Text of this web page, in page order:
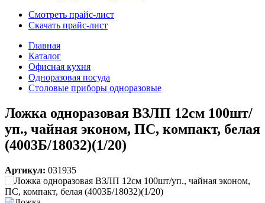
Смотреть прайс-лист
Скачать прайс-лист
Главная
Каталог
Офисная кухня
Одноразовая посуда
Столовые приборы одноразовые
Ложка одноразовая ВЗЛП 12см 100шт/
уп., чайная эконом, ПС, компакт, белая
(4003Б/18032)(1/20)
Артикул: 031935